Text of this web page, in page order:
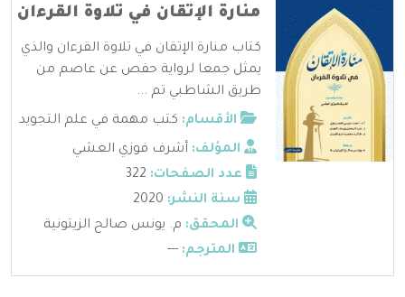
منارة الإتقان في تلاوة القرءان
كتاب منارة الإتقان في تلاوة القرءان والذي
يمثل جمعا لرواية حفص عن عاصم من
طريق الشاطبي تم ...
الأقسام: كتب مهمة في علم التجويد
المؤلف: أشرف فوزي العشي
عدد الصفحات:
سنة النشر:
المحقق: م. يونس صالح الزيتونية
المترجم: ---